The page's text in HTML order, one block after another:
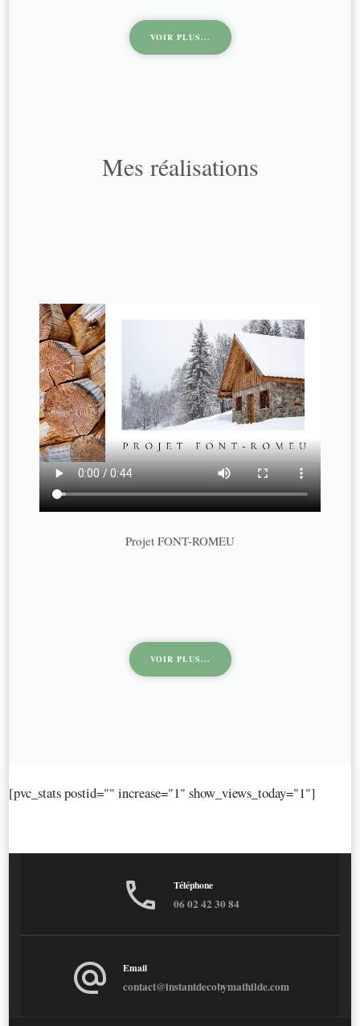
VOIR PLUS...
Mes réalisations
Projet FONT-ROMEU
VOIR PLUS...
[pvc_stats postid="" increase="1" show_views_today="1"]
Téléphone
06 02 42 30 84
Email
contact@instantdecobymathilde.com